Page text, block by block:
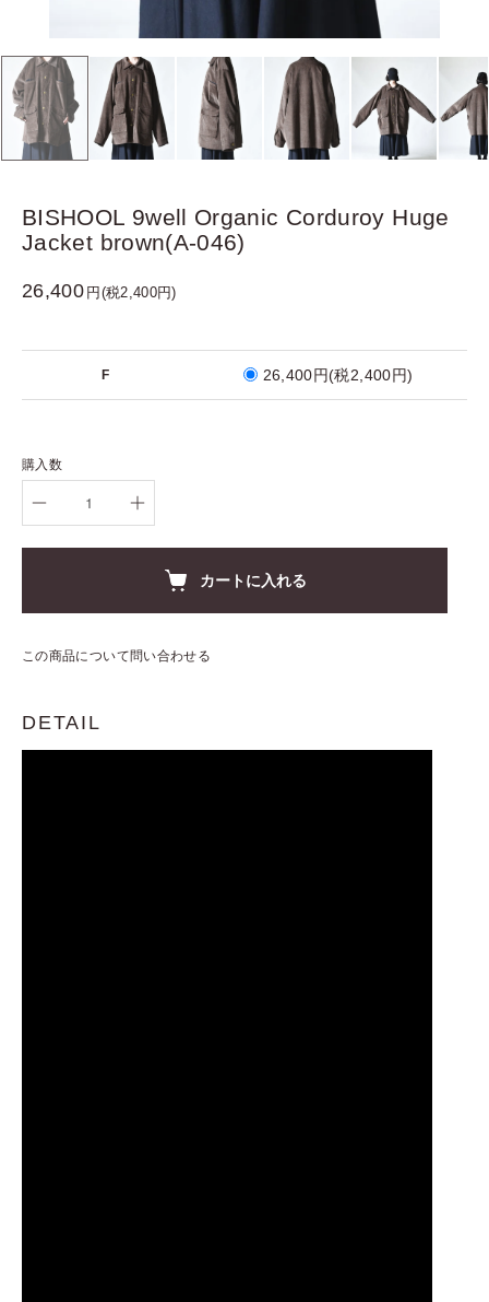
BISHOOL 9well Organic Corduroy Huge
Jacket brown(A-046)
26,400 円(税2,400円)
F 26,400円(税2,400円)
購入数
カートに入れる
この商品について問い合わせる
DETAIL